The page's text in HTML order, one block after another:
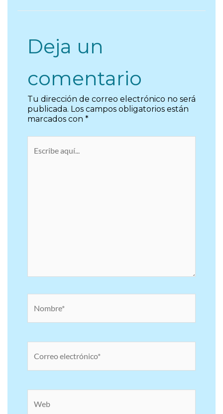
Deja un
comentario
Tu dirección de correo electrónico no será
publicada. Los campos obligatorios están
marcados con *
electrónico*